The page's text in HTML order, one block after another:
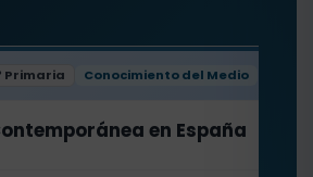
Primaria Conocimiento del Medio
en España